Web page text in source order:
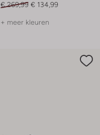
€ 269,99 € 134,99
+ meer kleuren